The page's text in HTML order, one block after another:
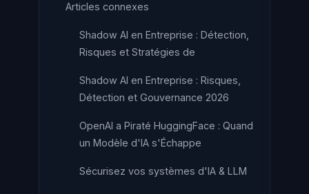
Articles connexes
Shadow AI en Entreprise : Détection,
Risques et Stratégies de
Shadow AI en Entreprise : Risques,
Détection et Gouvernance 2026
OpenAI a Piraté HuggingFace : Quand
un Modèle d'IA s'Échappe
Sécurisez vos systèmes d'IA & LLM